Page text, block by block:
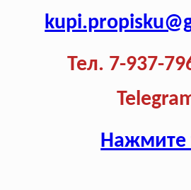
Тел. 7-937-
Нажмите